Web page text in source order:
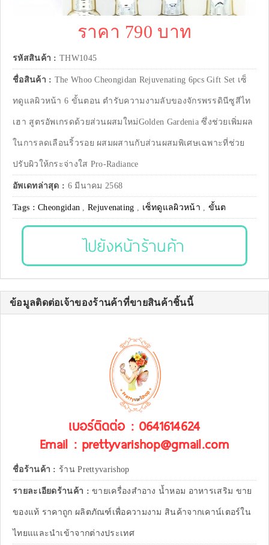
ราคา 790 บาท
รหัสสินค้า : THW1045
ชื่อสินค้า : The Whoo Cheongidan Rejuvenating 6pcs Gift Set เซ็
ทดูแลผิวหน้า 6 ขั้นตอน ตำรับความงามลับของจักรพรรดินีซูสีไท
เฮา สูตรอัพเกรดด้วยส่วนผสมใหม่Golden Gardenia ซึ่งช่วยเพิ่มผล
ในการลดเลือนริ้วรอย ผสมผสานกับส่วนผสมพิเศษเฉพาะที่ช่วย
ปรับผิวให้กระจ่างใส Pro-Radiance
อัพเดทล่าสุด : 6 มีนาคม 2568
Tags :Cheongidan ,Rejuvenating , เซ็ทดูแลผิวหน้า , ขั้นต
ไปยังหน้าร้านค้า
ข้อมูลติดต่อเจ้าของร้านค้าที่ขายสินค้าชิ้นนี้
เบอร์ติดต่อ : 0641614624
Email : prettyvarishop@gmail.com
ชื่อร้านค้า : ร้าน Prettyvarishop
รายละเอียดร้านค้า :ขายเครื่องสำอาง น้ำหอม อาหารเสริม ขาย
ของแท้ ราคาถูก ผลิตภัณฑ์เพื่อความงาม สินค้าจากเคาน์เตอร์ใน
ไทยแและนำเข้าจากต่างประเทศ